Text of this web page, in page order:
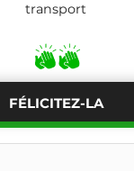
transport
FÉLICITEZ-LA